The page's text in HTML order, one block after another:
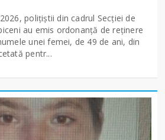
polițiștii din cadrul Secției de
au emis ordonanță de reținere
unei femei, de 49 de ani, din
pentr...